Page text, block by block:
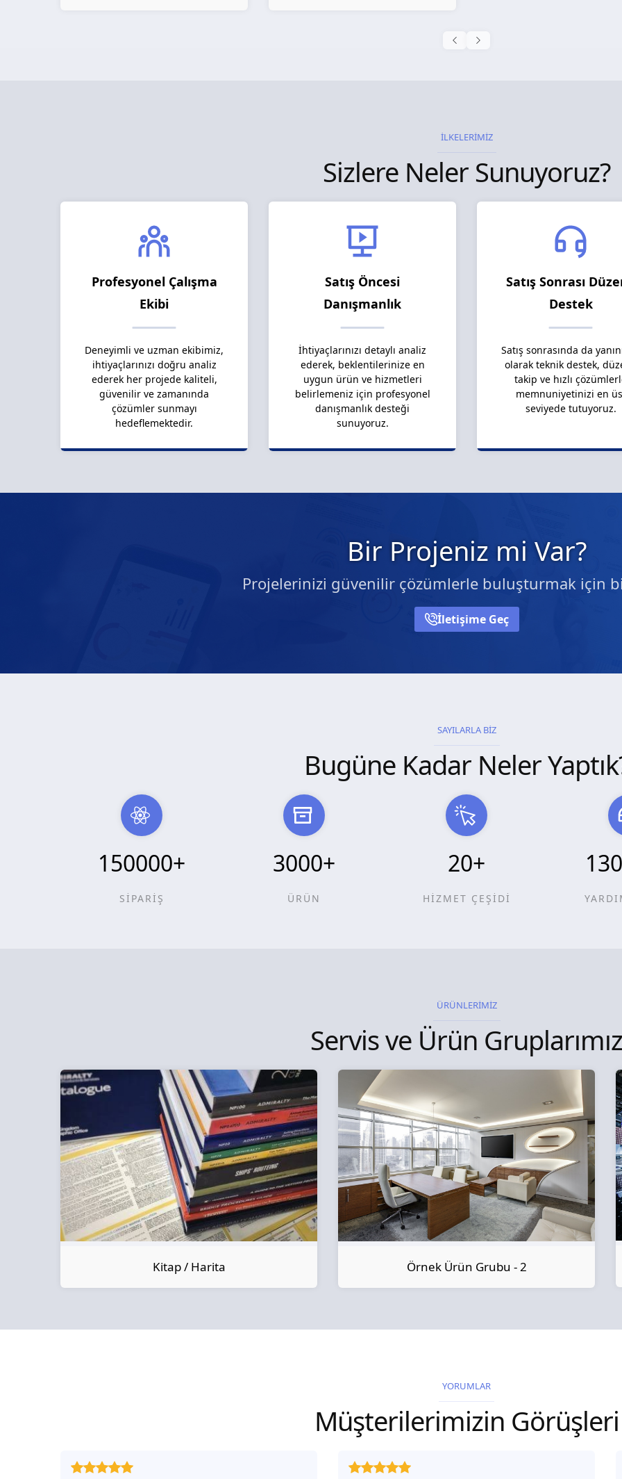
İLKELERİMİZ
Sizlere Neler Sunuyoruz?
Profesyonel Çalışma
Ekibi
Deneyimli ve uzman ekibimiz,
ihtiyaçlarınızı doğru analiz
ederek her projede kaliteli,
güvenilir ve zamanında
çözümler sunmayı
hedeflemektedir.
Satış Öncesi
Danışmanlık
İhtiyaçlarınızı detaylı analiz
ederek, beklentilerinize en
uygun ürün ve hizmetleri
belirlemeniz için profesyonel
danışmanlık desteği
sunuyoruz.
Satış Sonrası
Destek
Satış sonrasında da
olarak teknik destek,
takip ve hızlı
memnuniyetinizi en
seviyede tutuyoruz.
Bir Projeniz mi Var?
Projelerinizi güvenilir çözümlerle buluşturmak için
İletişime Geç
SAYILARLA BİZ
Bugüne Kadar Neler
150000+
SİPARİŞ
3000+
ÜRÜN
20+
HİZMET ÇEŞİDİ
ÜRÜNLERİMİZ
Servis ve Ürün Gruplarımız
Kitap / Harita Örnek Ürün Grubu - 2
YORUMLAR
Müşterilerimizin Görüşleri